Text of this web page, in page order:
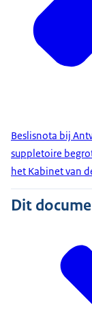
Beslisnota bij
suppletoire
het Kabinet van
Dit